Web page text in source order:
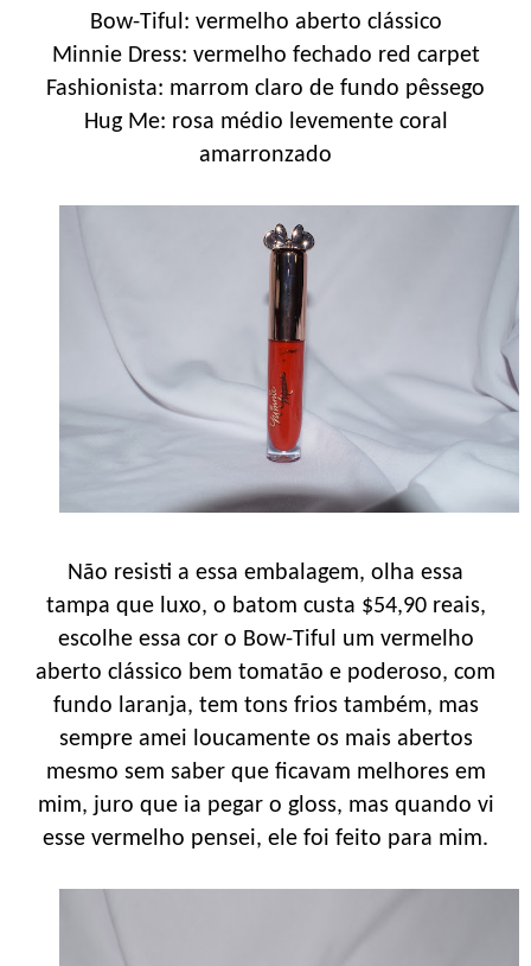
Bow-Tiful: vermelho aberto clássico
Minnie Dress: vermelho fechado red carpet
Fashionista: marrom claro de fundo pêssego
Hug Me: rosa médio levemente coral
amarronzado
Não resisti a essa embalagem, olha essa
tampa que luxo, o batom custa $54,90 reais,
escolhe essa cor o Bow-Tiful um vermelho
aberto clássico bem tomatão e poderoso, com
fundo laranja, tem tons frios também, mas
sempre amei loucamente os mais abertos
mesmo sem saber que ficavam melhores em
mim, juro que ia pegar o gloss, mas quando vi
esse vermelho pensei, ele foi feito para mim.